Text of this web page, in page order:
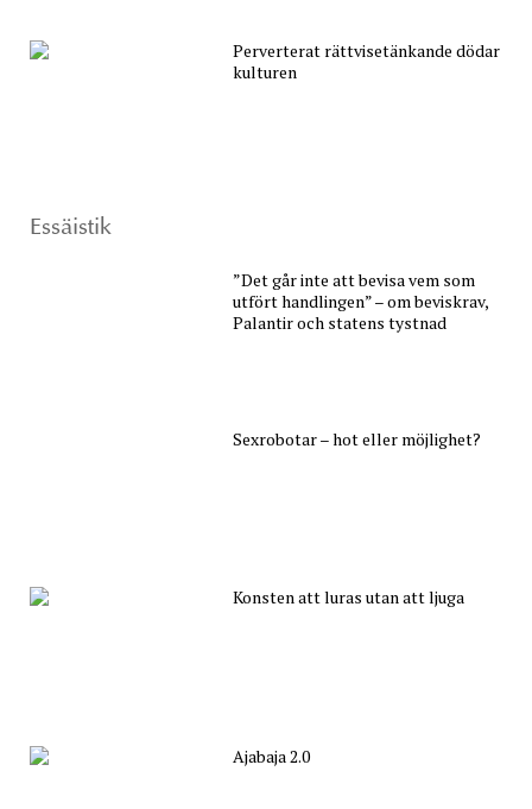
Perverterat rättvisetänkande dödar
kulturen
Essäistik
”Det går inte att bevisa vem som
utfört handlingen” – om beviskrav,
Palantir och statens tystnad
Sexrobotar – hot eller möjlighet?
Konsten att luras utan att ljuga
Ajabaja 2.0